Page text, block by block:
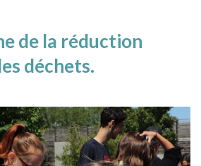
de la réduction
déchets.